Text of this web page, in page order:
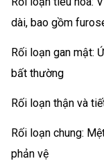
dài, bao gồm
Rối loạn gan mật:
bất thường
Rối loạn thận và
Rối loạn chung:
phản vệ